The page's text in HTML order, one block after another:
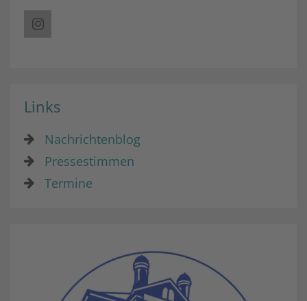
Links
Nachrichtenblog
Pressestimmen
Termine